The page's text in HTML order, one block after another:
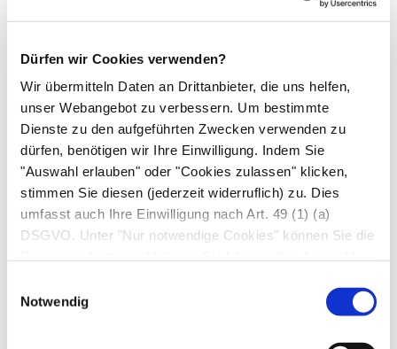
Dürfen wir Cookies verwenden?
Wir übermitteln Daten an Drittanbieter, die uns helfen,
unser Webangebot zu verbessern. Um bestimmte
Dienste zu den aufgeführten Zwecken verwenden zu
dürfen, benötigen wir Ihre Einwilligung. Indem Sie
"Auswahl erlauben" oder "Cookies zulassen" klicken,
stimmen Sie diesen (jederzeit widerruflich) zu. Dies
umfasst auch Ihre Einwilligung nach Art. 49 (1) (a)
DSGVO. Unter "Nur notwendige Cookies" können Sie die
Notwendig